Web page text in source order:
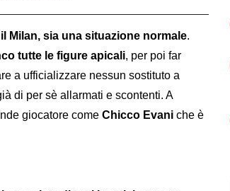
Milan, sia una situazione normale.
tutte le figure apicali, per poi far
a ufficializzare nessun sostituto a
di per sè allarmati e scontenti. A
giocatore come Chicco Evani che è